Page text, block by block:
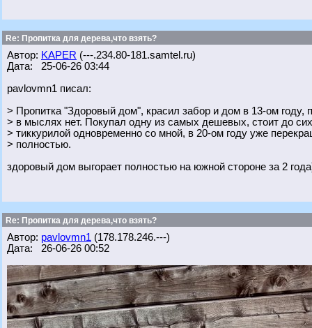
Re: Пропитка для дерева,что взять?
Автор: KAPER (---.234.80-181.samtel.ru)
Дата: 25-06-26 03:44
pavlovmn1 писал:
> Пропитка "Здоровый дом", красил забор и дом в 13-ом году,
> в мыслях нет. Покупал одну из самых дешевых, стоит до
> тиккурилой одновременно со мной, в 20-ом году уже
> полностью.
здоровый дом выгорает полностью на южной стороне за 2
Re: Пропитка для дерева,что взять?
Автор: pavlovmn1 (178.178.246.---)
Дата: 26-06-26 00:52